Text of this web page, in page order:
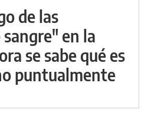
de las
en la
se sabe qué es
puntualmente